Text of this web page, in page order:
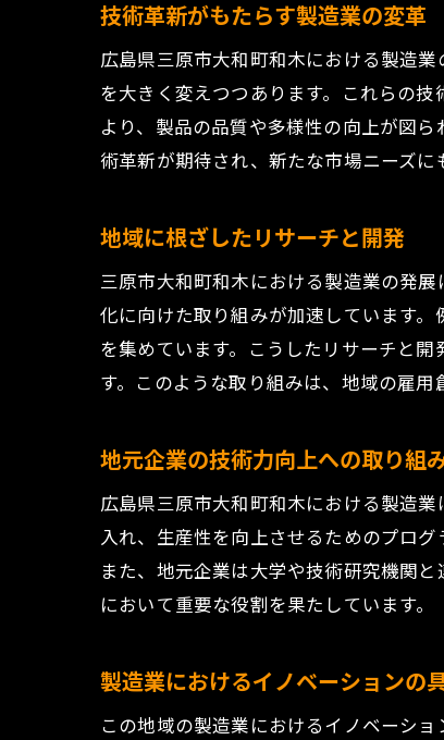
技術革新がもたらす製造業の変革
広島県三原市大和町和木における製造
を大きく変えつつあります。これらの
より、製品の品質や多様性の向上が図
術革新が期待され、新たな市場ニーズに
地域に根ざしたリサーチと開発
三原市大和町和木における製造業の発
化に向けた取り組みが加速しています
を集めています。こうしたリサーチと
す。このような取り組みは、地域の雇用
地元企業の技術力向上への取り組
広島県三原市大和町和木における製造
入れ、生産性を向上させるためのプロ
また、地元企業は大学や技術研究機関
において重要な役割を果たしています。
製造業におけるイノベーションの
この地域の製造業におけるイノベーシ